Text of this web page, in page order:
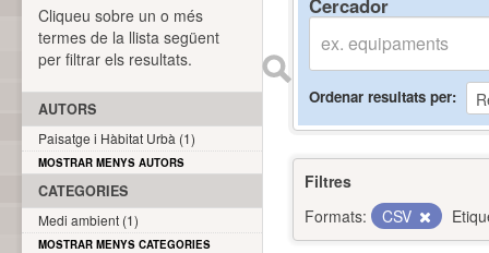
Cercador
Ordenar resultats per
Filtres
Formats:
CSV
Cliqueu sobre un o més
termes de la llista següent
per filtrar els resultats.
AUTORS
Paisatge i Hàbitat Urbà (1)
MOSTRAR MENYS AUTORS
CATEGORIES
Medi ambient (1)
MOSTRAR MENYS CATEGORIES